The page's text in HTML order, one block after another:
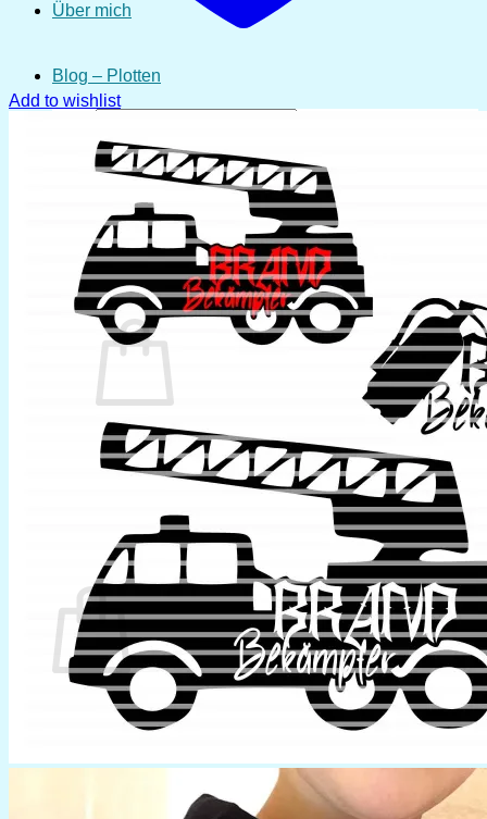
Über mich
Blog – Plotten
Suchen
nach:
Warenkorb /0,00€ 0
Es befinden sich keine Produkte im Warenkorb.
Zurück zum Shop
Warenkorb
Es befinden sich keine Produkte im Warenkorb.
Add to wishlist